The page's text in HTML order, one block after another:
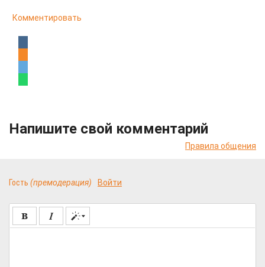
Комментировать
Напишите свой комментарий
Правила общения
Гость (премодерация) Войти